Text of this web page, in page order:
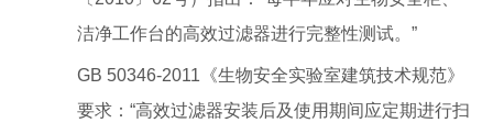
洁净工作台的高效过滤器进行完整性测试。”
GB 50346-2011《生物安全实验室建筑技术规范》
要求：“高效过滤器安装后及使用期间应定期进行扫